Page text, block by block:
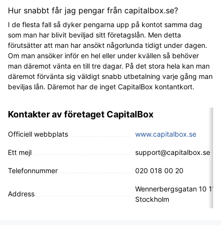
Hur snabbt får jag pengar från capitalbox.se?
I de flesta fall så dyker pengarna upp på kontot samma dag
som man har blivit beviljad sitt företagslån. Men detta
förutsätter att man har ansökt någorlunda tidigt under dagen.
Om man ansöker inför en hel eller under kvällen så behöver
man däremot vänta en till tre dagar. På det stora hela kan man
däremot förvänta sig väldigt snabb utbetalning varje gång man
beviljas lån. Däremot har de inget CapitalBox kontantkort.
Kontakter av företaget CapitalBox
Officiell webbplats www.capitalbox.se
Ett mejl support@capitalbox.se
Telefonnummer 020 018 00 20
Address
Wennerbergsgatan 10
Stockholm